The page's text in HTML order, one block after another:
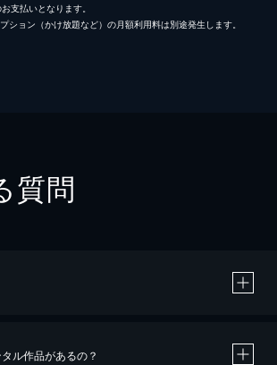
支払いとなります。
ション（かけ放題など）の月額利用料は別途発生します。
質問
ル作品があるの？